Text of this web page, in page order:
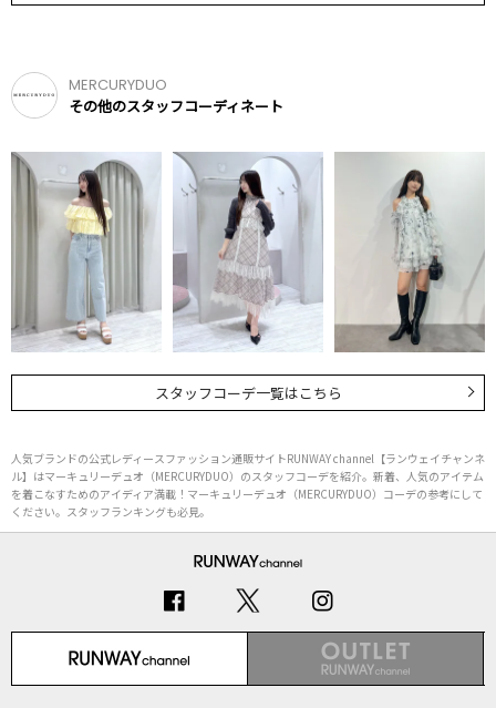
MERCURYDUO
その他のスタッフコーディネート
スタッフコーデ一覧はこちら
人気ブランドの公式レディースファッション通販サイトRUNWAY channel【ランウェイチャンネ
ル】はマーキュリーデュオ（MERCURYDUO）のスタッフコーデを紹介。新着、人気のアイテム
を着こなすためのアイディア満載！マーキュリーデュオ（MERCURYDUO）コーデの参考にして
ください。スタッフランキングも必見。